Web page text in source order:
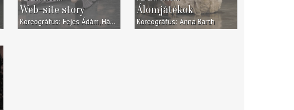
Web-site story
Koreográfus Fejes Ádám Hámor József Nagy Csilla
Álomjátékok
Koreográfus Anna Barth